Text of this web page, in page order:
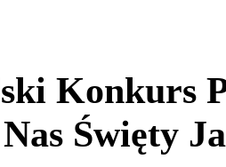
Konkurs
Święty